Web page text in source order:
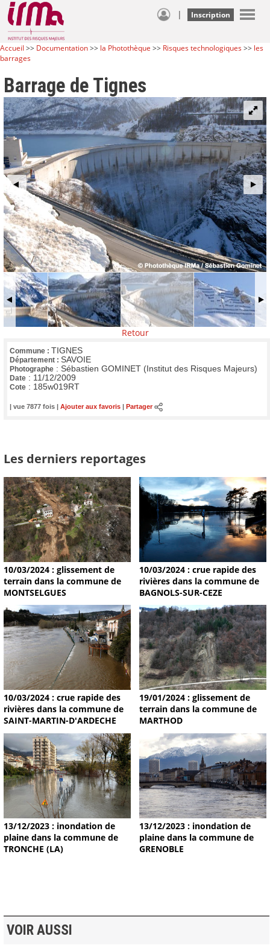
| Inscription
Accueil >> Documentation>> la Photothèque >> Risques technologiques>> les
barrages
Barrage de Tignes
Retour
Commune : TIGNES
Département : SAVOIE
Photographe : Sébastien GOMINET (Institut des Risques Majeurs)
Date : 11/12/2009
Cote : 185w019RT
| vue 7877 fois | Ajouter aux favoris Partager
Les derniers reportages
10/03/2024 : glissement de
terrain dans la commune de
MONTSELGUES
10/03/2024 : crue rapide des
rivières dans la commune de
BAGNOLS-SUR-CEZE
10/03/2024 : crue rapide des
rivières dans la commune de
SAINT-MARTIN-D'ARDECHE
19/01/2024 : glissement de
terrain dans la commune de
MARTHOD
13/12/2023 : inondation de
plaine dans la commune de
TRONCHE (LA)
13/12/2023 : inondation de
plaine dans la commune de
GRENOBLE
VOIR AUSSI